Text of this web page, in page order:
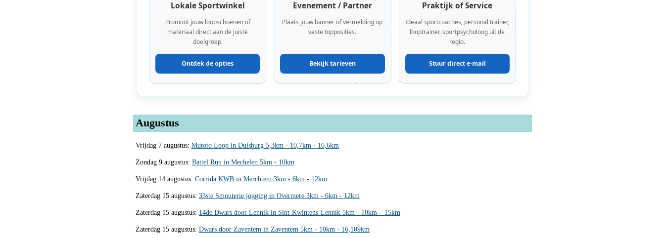
Lokale Sportwinkel
Promoot jouw loopschoenen of
materiaal direct aan de juiste
doelgroep.
Ontdek de opties
Evenement / Partner
Plaats jouw banner of vermelding op
vaste topposities.
Bekijk tarieven
Praktijk of Service
Ideaal sportcoaches, personal trainer,
looptrainer, sportpsycholoog uit de
regio.
Stuur direct e-mail
Augustus
Vrijdag 7 augustus: Mutoto Loop in Duisburg 5,3km - 10,7km - 16,6km
Zondag 9 augustus: Battel Run in Mechelen 5km - 10km
Vrijdag 14 augustus: Corrida KWB in Merchtem 3km - 6km - 12km
Zaterdag 15 augustus: 33ste Smouterie jogging in Overmere 3km - 6km - 12km
Zaterdag 15 augustus: 14de Dwars door Lennik in Sint-Kwintens-Lennik 5km - 10km – 15km
Zaterdag 15 augustus: Dwars door Zaventem in Zaventem 5km - 10km - 16,109km